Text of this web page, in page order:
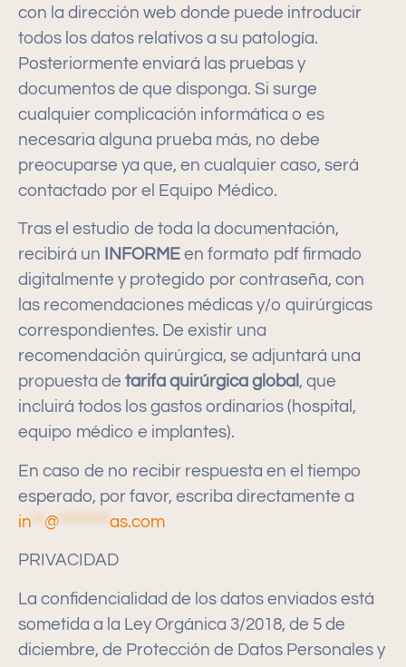
con la dirección web donde puede introducir
todos los datos relativos a su patología.
Posteriormente enviará las pruebas y
documentos de que disponga. Si surge
cualquier complicación informática o es
necesaria alguna prueba más, no debe
preocuparse ya que, en cualquier caso, será
contactado por el Equipo Médico.
Tras el estudio de toda la documentación,
recibirá un
INFORME en formato pdf firmado
digitalmente y protegido por contraseña, con
las recomendaciones médicas y/o quirúrgicas
correspondientes. De existir una
recomendación quirúrgica, se adjuntará una
propuesta de tarifa quirúrgica global , que
incluirá todos los gastos ordinarios (hospital,
equipo médico e implantes).
En caso de no recibir respuesta en el tiempo
esperado, por favor, escriba directamente a
in
@ ******** as.com
PRIVACIDAD
La confidencialidad de los datos enviados está
sometida a la Ley Orgánica 3/2018, de 5 de
diciembre, de Protección de Datos Personales y